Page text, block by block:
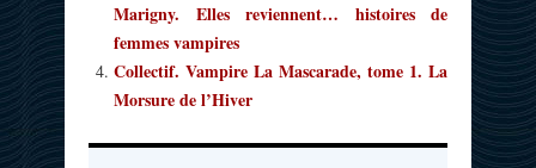
Marigny. Elles reviennent… histoires de
femmes vampires
Collectif. Vampire La Mascarade, tome 1. La
Morsure de l’Hiver